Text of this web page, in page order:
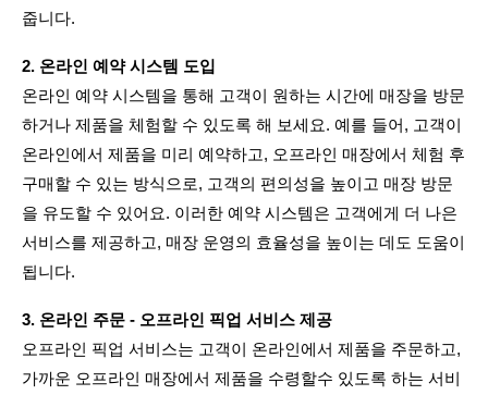
줍니다.
2. 온라인 예약 시스템 도입
온라인 예약 시스템을 통해 고객이 원하는 시간에 매장을 방문
하거나 제품을 체험할 수 있도록 해 보세요. 예를 들어, 고객이
온라인에서 제품을 미리 예약하고, 오프라인 매장에서 체험 후
구매할 수 있는 방식으로, 고객의 편의성을 높이고 매장 방문
을 유도할 수 있어요. 이러한 예약 시스템은 고객에게 더 나은
서비스를 제공하고, 매장 운영의 효율성을 높이는 데도 도움이
됩니다.
3. 온라인 주문 - 오프라인 픽업 서비스 제공
오프라인 픽업 서비스는 고객이 온라인에서 제품을 주문하고,
가까운 오프라인 매장에서 제품을 수령할수 있도록 하는 서비